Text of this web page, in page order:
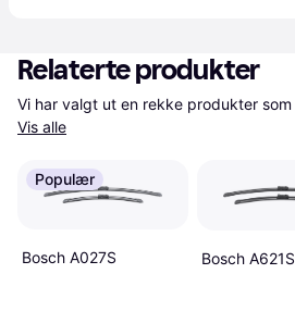
Relaterte produkter
Vis alle
Populær
Bosch A027S Bosch A621S